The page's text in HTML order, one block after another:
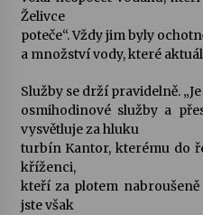
Želivce
poteče“. Vždy jim byly
a množství vody, které
Služby se drží pravidelně.
osmihodinové služby a
vysvětluje za hluku
turbín Kantor, kterému do
kříženci,
kteří za plotem
jste však